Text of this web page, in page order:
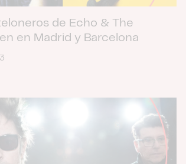
teloneros de Echo & The
en Madrid y Barcelona